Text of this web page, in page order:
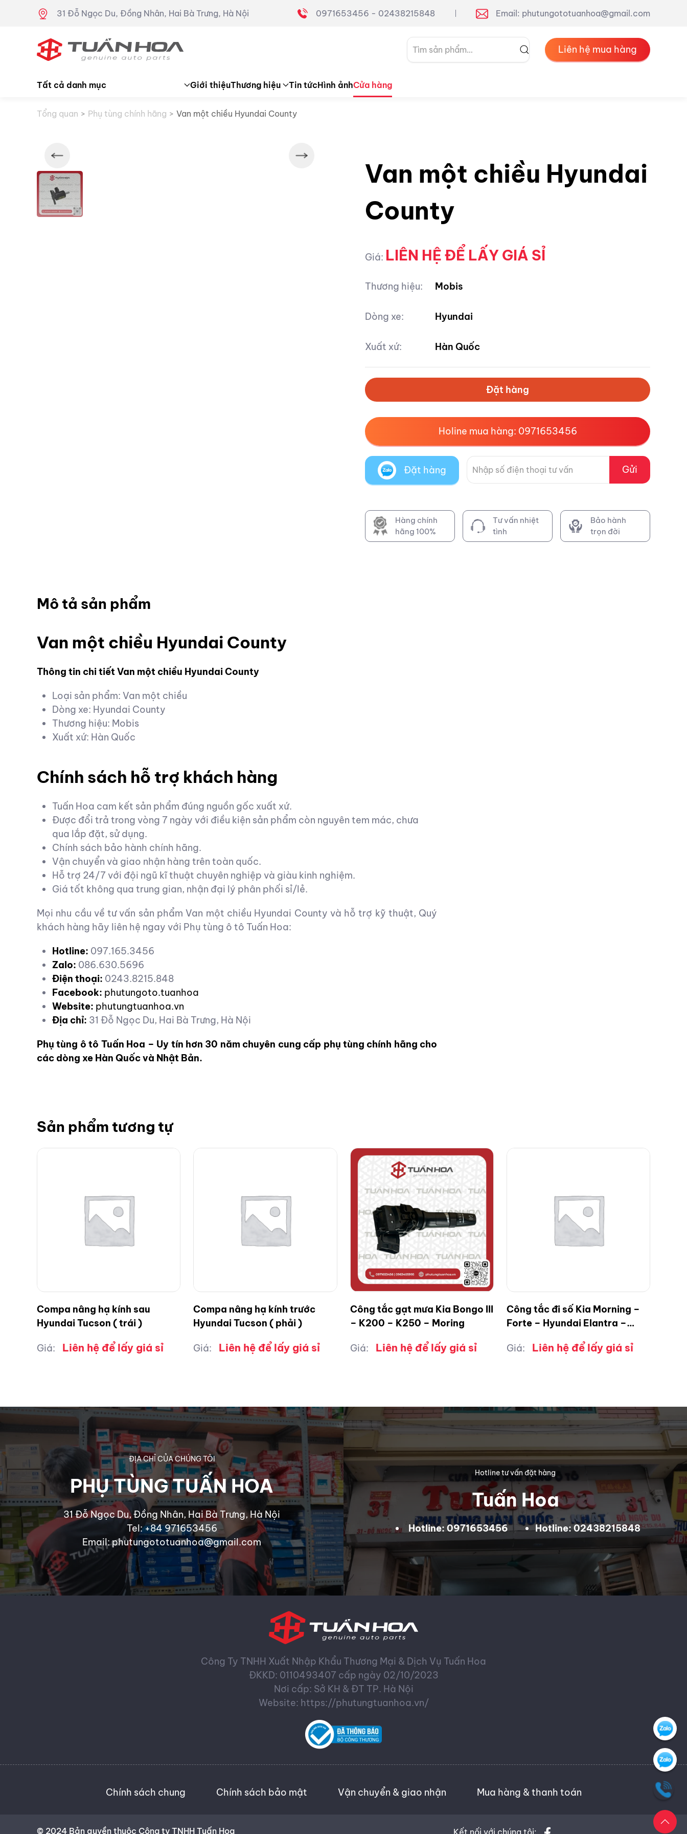
31 Đỗ Ngọc Du, Đồng Nhân, Hai Bà Trưng, Hà Nội 0971653456 - 02438215848 Email: phutungototuanhoa@gmail.com
Tìm
kiếm:
Liên hệ mua hàng
Tất cả danh mục Giới thiệuThương hiệu Tin tứcHình ảnhCửa hàng
Tổng quan Phụ tùng chính hãng Van một chiều Hyundai County
Van một chiều Hyundai
County
Giá: LIÊN HỆ ĐỂ LẤY GIÁ SỈ
Thương hiệu: Mobis
Dòng xe: Hyundai
Xuất xứ: Hàn Quốc
Đặt hàng
Holine mua hàng: 0971653456
Đặt hàng Gửi
Hàng chính
hãng 100%
Tư vấn nhiệt
tình
Bảo hành
trọn đời
Mô tả sản phẩm
Van một chiều Hyundai County
Thông tin chi tiết Van một chiều Hyundai County
Loại sản phẩm: Van một chiều
Dòng xe: Hyundai County
Thương hiệu: Mobis
Xuất xứ: Hàn Quốc
Chính sách hỗ trợ khách hàng
Tuấn Hoa cam kết sản phẩm đúng nguồn gốc xuất xứ.
Được đổi trả trong vòng 7 ngày với điều kiện sản phẩm còn nguyên tem mác, chưa
qua lắp đặt, sử dụng.
Chính sách bảo hành chính hãng.
Vận chuyển và giao nhận hàng trên toàn quốc.
Hỗ trợ 24/7 với đội ngũ kĩ thuật chuyên nghiệp và giàu kinh nghiệm.
Giá tốt không qua trung gian, nhận đại lý phân phối sỉ/lẻ.
Mọi nhu cầu về tư vấn sản phẩm Van một chiều Hyundai County và hỗ trợ kỹ thuật, Quý
khách hàng hãy liên hệ ngay với Phụ tùng ô tô Tuấn Hoa:
Hotline: 097.165.3456
Zalo: 086.630.5696
Điện thoại: 0243.8215.848
Facebook: phutungoto.tuanhoa
Website: phutungtuanhoa.vn
Địa chỉ: 31 Đỗ Ngọc Du, Hai Bà Trưng, Hà Nội
Phụ tùng ô tô Tuấn Hoa – Uy tín hơn 30 năm chuyên cung cấp phụ tùng chính hãng cho
các dòng xe Hàn Quốc và Nhật Bản.
Sản phẩm tương tự
Compa nâng hạ kính sau
Hyundai Tucson ( trái )
Giá: Liên hệ để lấy giá sỉ
Compa nâng hạ kính trước
Hyundai Tucson ( phải )
Giá: Liên hệ để lấy giá sỉ
Công tắc gạt mưa Kia Bongo III
– K200 – K250 – Moring
Giá: Liên hệ để lấy giá sỉ
Công tắc đi số Kia Morning –
Forte – Hyundai Elantra –
Giá:
Liên hệ để lấy giá sỉ
ĐỊA CHỈ CỦA CHÚNG TÔI
PHỤ TÙNG TUẤN HOA
31 Đỗ Ngọc Du, Đồng Nhân, Hai Bà Trưng, Hà Nội
Tel: +84 971653456
Email: phutungototuanhoa@gmail.com
Hotline tư vấn đặt hàng
Tuấn Hoa
Hotline: 0971653456 Hotline: 02438215848
Công Ty TNHH Xuất Nhập Khẩu Thương Mại & Dịch Vụ Tuấn Hoa
ĐKKD: 0110493407 cấp ngày 02/10/2023
Nơi cấp: Sở KH & ĐT TP. Hà Nội
Website: https://phutungtuanhoa.vn/
Chính sách chung Chính sách bảo mật Vận chuyển & giao nhận Mua hàng & thanh toán
© 2024 Bản quyền thuộc Công ty TNHH Tuấn Hoa Kết nối với chúng tôi: